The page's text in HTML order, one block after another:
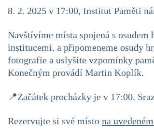
8. 2. 2025 v 17:00, Institut Paměti
Navštívíme místa spojená s
institucemi, a připomeneme osudy
fotografie a uslyšíte vzpomínky
Konečným provádí Martin Koplík.
📍Začátek procházky je v 17:00.
Rezervujte si své místo na